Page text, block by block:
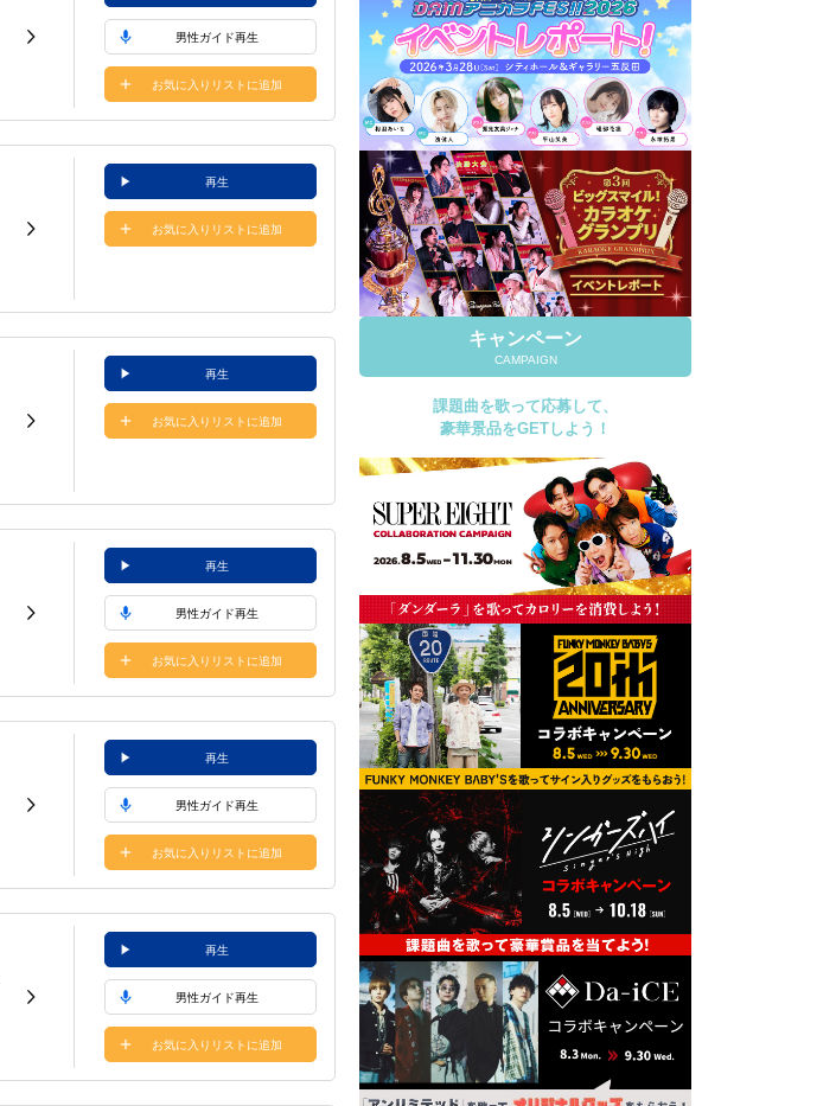
自宅でカラオケ歌い放題！
家族や友達と一緒に！練習にも！
男性ガイド再生
お気に入りリストに追加
再生
お気に入りリストに追加
再生
お気に入りリストに追加
再生
男性ガイド再生
お気に入りリストに追加
再生
男性ガイド再生
お気に入りリストに追加
再生
男性ガイド再生
お気に入りリストに追加
キャンペーン
CAMPAIGN
課題曲を歌って応募して、
豪華景品をGETしよう！